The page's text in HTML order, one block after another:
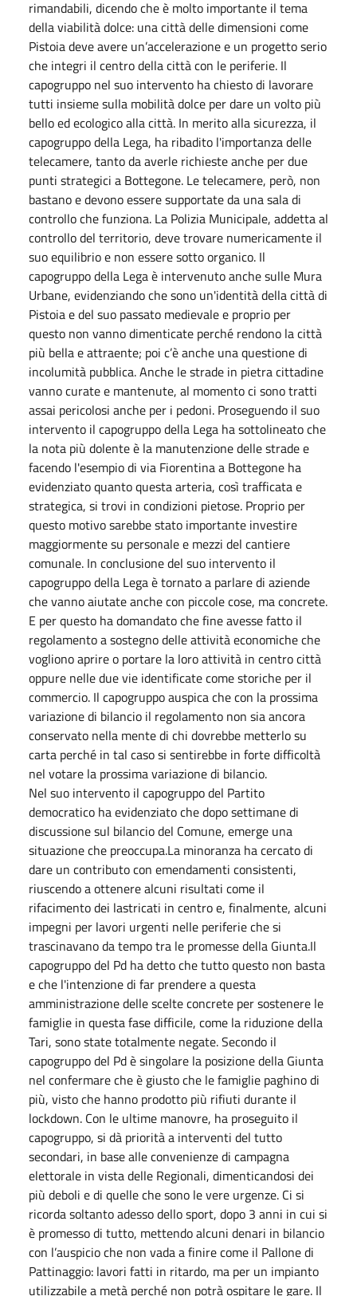
rimandabili, dicendo che è molto importante il tema
della viabilità dolce: una città delle dimensioni come
Pistoia deve avere un’accelerazione e un progetto serio
che integri il centro della città con le periferie. Il
capogruppo nel suo intervento ha chiesto di lavorare
tutti insieme sulla mobilità dolce per dare un volto più
bello ed ecologico alla città. In merito alla sicurezza, il
capogruppo della Lega, ha ribadito l'importanza delle
telecamere, tanto da averle richieste anche per due
punti strategici a Bottegone. Le telecamere, però, non
bastano e devono essere supportate da una sala di
controllo che funziona. La Polizia Municipale, addetta al
controllo del territorio, deve trovare numericamente il
suo equilibrio e non essere sotto organico. Il
capogruppo della Lega è intervenuto anche sulle Mura
Urbane, evidenziando che sono un'identità della città di
Pistoia e del suo passato medievale e proprio per
questo non vanno dimenticate perché rendono la città
più bella e attraente; poi c’è anche una questione di
incolumità pubblica. Anche le strade in pietra cittadine
vanno curate e mantenute, al momento ci sono tratti
assai pericolosi anche per i pedoni. Proseguendo il suo
intervento il capogruppo della Lega ha sottolineato che
la nota più dolente è la manutenzione delle strade e
facendo l'esempio di via Fiorentina a Bottegone ha
evidenziato quanto questa arteria, così trafficata e
strategica, si trovi in condizioni pietose. Proprio per
questo motivo sarebbe stato importante investire
maggiormente su personale e mezzi del cantiere
comunale. In conclusione del suo intervento il
capogruppo della Lega è tornato a parlare di aziende
che vanno aiutate anche con piccole cose, ma concrete.
E per questo ha domandato che fine avesse fatto il
regolamento a sostegno delle attività economiche che
vogliono aprire o portare la loro attività in centro città
oppure nelle due vie identificate come storiche per il
commercio. Il capogruppo auspica che con la prossima
variazione di bilancio il regolamento non sia ancora
conservato nella mente di chi dovrebbe metterlo su
carta perché in tal caso si sentirebbe in forte difficoltà
nel votare la prossima variazione di bilancio.
Nel suo intervento il capogruppo del Partito
democratico ha evidenziato che dopo settimane di
discussione sul bilancio del Comune, emerge una
situazione che preoccupa.La minoranza ha cercato di
dare un contributo con emendamenti consistenti,
riuscendo a ottenere alcuni risultati come il
rifacimento dei lastricati in centro e, finalmente, alcuni
impegni per lavori urgenti nelle periferie che si
trascinavano da tempo tra le promesse della Giunta.Il
capogruppo del Pd ha detto che tutto questo non basta
e che l'intenzione di far prendere a questa
amministrazione delle scelte concrete per sostenere le
famiglie in questa fase difficile, come la riduzione della
Tari, sono state totalmente negate. Secondo il
capogruppo del Pd è singolare la posizione della Giunta
nel confermare che è giusto che le famiglie paghino di
più, visto che hanno prodotto più rifiuti durante il
lockdown. Con le ultime manovre, ha proseguito il
capogruppo, si dà priorità a interventi del tutto
secondari, in base alle convenienze di campagna
elettorale in vista delle Regionali, dimenticandosi dei
più deboli e di quelle che sono le vere urgenze. Ci si
ricorda soltanto adesso dello sport, dopo 3 anni in cui si
è promesso di tutto, mettendo alcuni denari in bilancio
con l’auspicio che non vada a finire come il Pallone di
Pattinaggio: lavori fatti in ritardo, ma per un impianto
utilizzabile a metà perché non potrà ospitare le gare. Il